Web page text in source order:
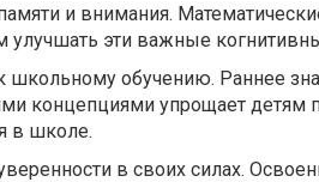
и внимания.
улучшать эти важные
школьному обучению. Раннее
концепциями упрощает
в школе.
в своих силах.